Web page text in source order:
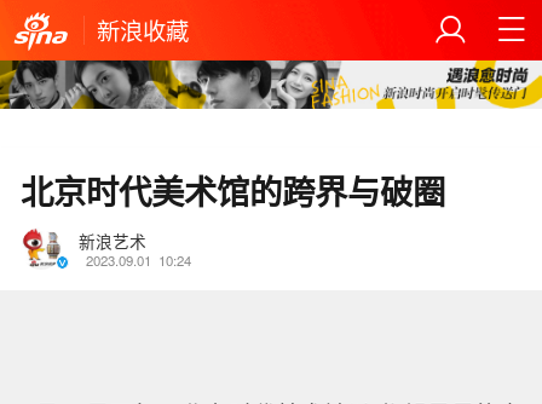
新浪收藏
北京时代美术馆的跨界与破圈
新浪艺术
2023.09.01 10:24